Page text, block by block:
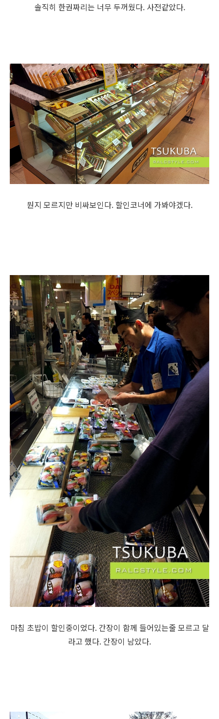
솔직히 한권짜리는 너무 두꺼웠다. 사전같았다.
뭔지 모르지만 비싸보인다. 할인코너에 가봐야겠다.
마침 초밥이 할인중이었다. 간장이 함께 들어있는줄 모르고 달
라고 했다. 간장이 남았다.